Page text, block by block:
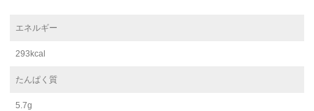
エネルギー
293kcal
たんぱく質
5.7g